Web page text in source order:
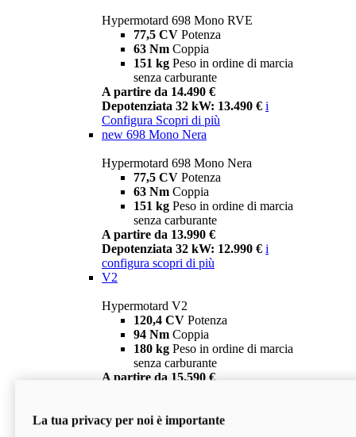
Hypermotard 698 Mono RVE
77,5 CV Potenza
63 Nm Coppia
151 kg Peso in ordine di marcia
senza carburante
A partire da 14.490 €
Depotenziata 32 kW: 13.490 € i
Configura Scopri di più
new 698 Mono Nera
Hypermotard 698 Mono Nera
77,5 CV Potenza
63 Nm Coppia
151 kg Peso in ordine di marcia
senza carburante
A partire da 13.990 €
Depotenziata 32 kW: 12.990 € i
configura scopri di più
V2
Hypermotard V2
120,4 CV Potenza
94 Nm Coppia
180 kg Peso in ordine di marcia
senza carburante
A partire da 15.590 €
V2 SP
La tua privacy per noi è importante